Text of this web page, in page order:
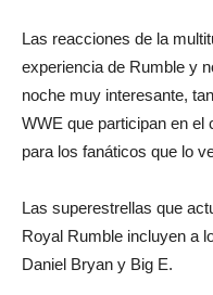
Las reacciones de la
experiencia de Rumble y
noche muy interesante,
WWE que participan en
para los fanáticos que lo
Las superestrellas que
Royal Rumble incluyen a
Daniel Bryan y Big E.